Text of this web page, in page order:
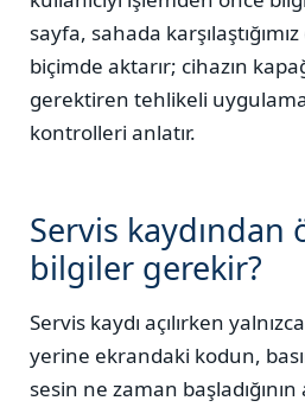
sayfa, sahada
biçimde aktarır; cihazın
gerektiren tehlikeli
kontrolleri anlatır.
Servis kaydından
bilgiler gerekir?
Servis kaydı açılırken
yerine ekrandaki kodun,
sesin ne zaman